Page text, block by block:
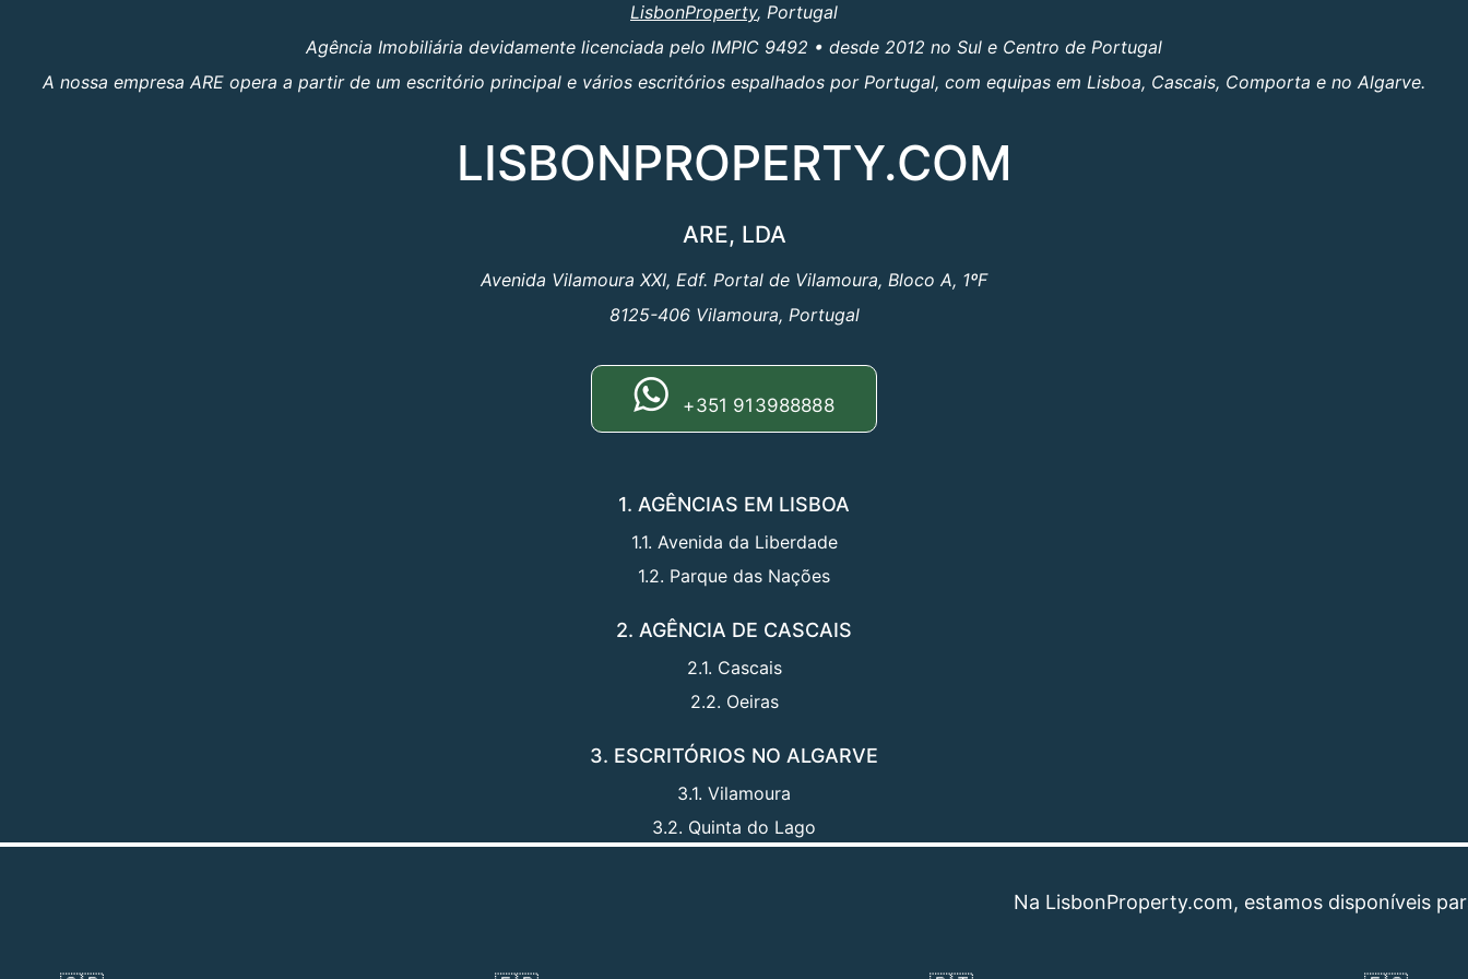
LisbonProperty, Portugal
Agência Imobiliária devidamente licenciada pelo IMPIC 9492 • desde 2012 no Sul e Centro de Portugal
A nossa empresa ARE opera a partir de um escritório principal e vários escritórios espalhados por Portugal, com equipas em Lisboa, Cascais, Comporta e no Algarve.
LISBONPROPERTY.COM
ARE, LDA
Avenida Vilamoura XXI, Edf. Portal de Vilamoura, Bloco A, 1ºF
8125-406 Vilamoura, Portugal
+351 913988888
1. AGÊNCIAS EM LISBOA
1.1. Avenida da Liberdade
1.2. Parque das Nações
2. AGÊNCIA DE CASCAIS
2.1. Cascais
2.2. Oeiras
3. ESCRITÓRIOS NO ALGARVE
3.1. Vilamoura
3.2. Quinta do Lago
Na LisbonProperty.com, estamos disponíveis para